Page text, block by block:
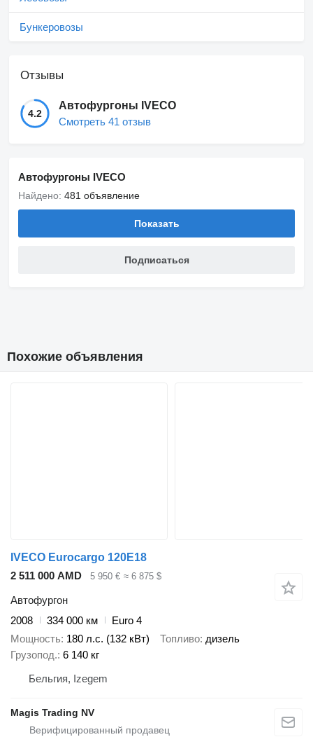
Бункеровозы
Отзывы
4.2
Автофургоны IVECO
Смотреть 41 отзыв
Автофургоны IVECO
Найдено: 481 объявление
Показать
Подписаться
Похожие объявления
IVECO Eurocargo 120E18
2 511 000 AMD
5 950 € ≈ 6 875 $
Автофургон
2008
334 000 км
Euro 4
Мощность 180 л.с. (132 кВт) Топливо дизель
Грузопод. 6 140 кг
Бельгия, Izegem
Magis Trading NV